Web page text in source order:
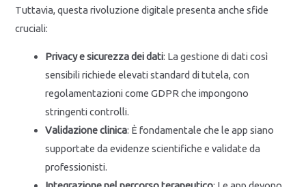
Tuttavia, questa rivoluzione digitale presenta anche sfide
cruciali:
Privacy e sicurezza dei dati: La gestione di dati così
sensibili richiede elevati standard di tutela, con
regolamentazioni come GDPR che impongono
stringenti controlli.
Validazione clinica: È fondamentale che le app siano
supportate da evidenze scientifiche e validate da
professionisti.